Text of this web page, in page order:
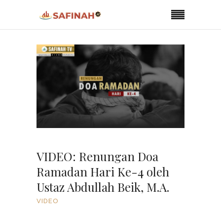
VIDEO: Renungan Doa
Ramadan Hari Ke-4 oleh
Ustaz Abdullah Beik, M.A.
VIDEO